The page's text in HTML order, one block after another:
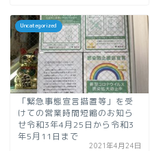
Uncategorized
「緊急事態宣言措置等」を受
けての営業時間短縮のお知ら
せ令和3年4月25日から令和3
年5月11日まで
2021年4月24日